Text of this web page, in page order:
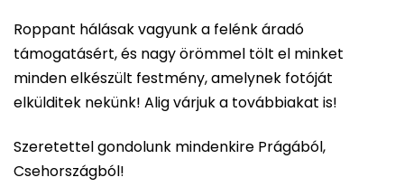
Roppant hálásak vagyunk a felénk áradó
támogatásért, és nagy örömmel tölt el minket
minden elkészült festmény, amelynek fotóját
elkülditek nekünk! Alig várjuk a továbbiakat is!
Szeretettel gondolunk mindenkire Prágából,
Csehországból!